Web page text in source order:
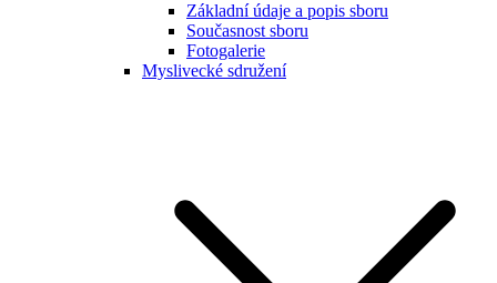
Základní údaje a popis sboru
Současnost sboru
Fotogalerie
Myslivecké sdružení